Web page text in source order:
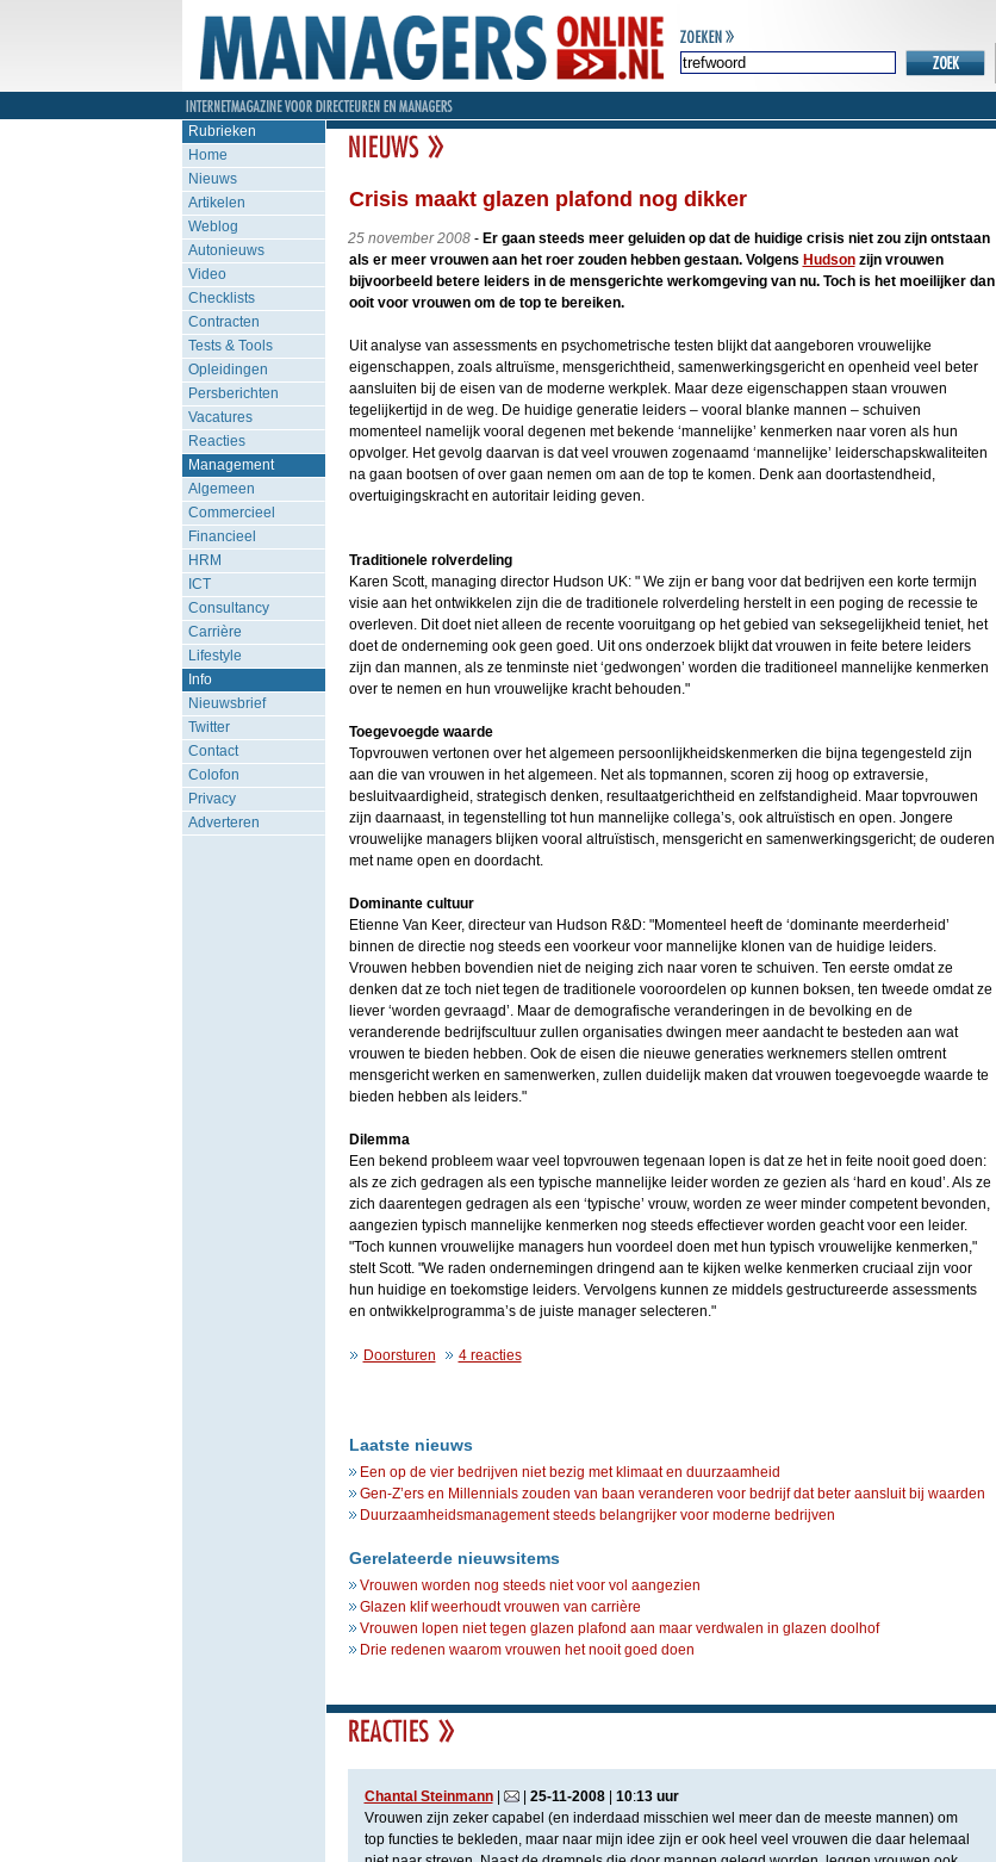
Rubrieken
Home
Nieuws
Artikelen
Weblog
Autonieuws
Video
Checklists
Contracten
Tests & Tools
Opleidingen
Persberichten
Vacatures
Reacties
Management
Algemeen
Commercieel
Financieel
HRM
ICT
Consultancy
Carrière
Lifestyle
Info
Nieuwsbrief
Twitter
Contact
Colofon
Privacy
Adverteren
Crisis maakt glazen plafond nog dikker
25 november 2008- Er gaan steeds meer geluiden op dat de huidige crisis niet zou zijn ontstaan
als er meer vrouwen aan het roer zouden hebben gestaan. Volgens Hudsonzijn vrouwen
bijvoorbeeld betere leiders in de mensgerichte werkomgeving van nu. Toch is het moeilijker dan
ooit voor vrouwen om de top te bereiken.
Uit analyse van assessments en psychometrische testen blijkt dat aangeboren vrouwelijke
eigenschappen, zoals altruïsme, mensgerichtheid, samenwerkingsgericht en openheid veel beter
aansluiten bij de eisen van de moderne werkplek. Maar deze eigenschappen staan vrouwen
tegelijkertijd in de weg. De huidige generatie leiders – vooral blanke mannen – schuiven
momenteel namelijk vooral degenen met bekende ‘mannelijke’ kenmerken naar voren als hun
opvolger. Het gevolg daarvan is dat veel vrouwen zogenaamd ‘mannelijke’ leiderschapskwaliteiten
na gaan bootsen of over gaan nemen om aan de top te komen. Denk aan doortastendheid,
overtuigingskracht en autoritair leiding geven.
Traditionele rolverdeling
Karen Scott, managing director Hudson UK: " We zijn er bang voor dat bedrijven een korte termijn
visie aan het ontwikkelen zijn die de traditionele rolverdeling herstelt in een poging de recessie te
overleven. Dit doet niet alleen de recente vooruitgang op het gebied van seksegelijkheid teniet, het
doet de onderneming ook geen goed. Uit ons onderzoek blijkt dat vrouwen in feite betere leiders
zijn dan mannen, als ze tenminste niet ‘gedwongen’ worden die traditioneel mannelijke kenmerken
over te nemen en hun vrouwelijke kracht behouden."
Toegevoegde waarde
Topvrouwen vertonen over het algemeen persoonlijkheidskenmerken die bijna tegengesteld zijn
aan die van vrouwen in het algemeen. Net als topmannen, scoren zij hoog op extraversie,
besluitvaardigheid, strategisch denken, resultaatgerichtheid en zelfstandigheid. Maar topvrouwen
zijn daarnaast, in tegenstelling tot hun mannelijke collega’s, ook altruïstisch en open. Jongere
vrouwelijke managers blijken vooral altruïstisch, mensgericht en samenwerkingsgericht; de ouderen
met name open en doordacht.
Dominante cultuur
Etienne Van Keer, directeur van Hudson R&D: "Momenteel heeft de ‘dominante meerderheid’
binnen de directie nog steeds een voorkeur voor mannelijke klonen van de huidige leiders.
Vrouwen hebben bovendien niet de neiging zich naar voren te schuiven. Ten eerste omdat ze
denken dat ze toch niet tegen de traditionele vooroordelen op kunnen boksen, ten tweede omdat ze
liever ‘worden gevraagd’. Maar de demografische veranderingen in de bevolking en de
veranderende bedrijfscultuur zullen organisaties dwingen meer aandacht te besteden aan wat
vrouwen te bieden hebben. Ook de eisen die nieuwe generaties werknemers stellen omtrent
mensgericht werken en samenwerken, zullen duidelijk maken dat vrouwen toegevoegde waarde te
bieden hebben als leiders."
Dilemma
Een bekend probleem waar veel topvrouwen tegenaan lopen is dat ze het in feite nooit goed doen:
als ze zich gedragen als een typische mannelijke leider worden ze gezien als ‘hard en koud’. Als ze
zich daarentegen gedragen als een ‘typische’ vrouw, worden ze weer minder competent bevonden,
aangezien typisch mannelijke kenmerken nog steeds effectiever worden geacht voor een leider.
"Toch kunnen vrouwelijke managers hun voordeel doen met hun typisch vrouwelijke kenmerken,"
stelt Scott. "We raden ondernemingen dringend aan te kijken welke kenmerken cruciaal zijn voor
hun huidige en toekomstige leiders. Vervolgens kunnen ze middels gestructureerde assessments
en ontwikkelprogramma’s de juiste manager selecteren."
Doorsturen 4 reacties
Laatste nieuws
Een op de vier bedrijven niet bezig met klimaat en duurzaamheid
Gen-Z’ers en Millennials zouden van baan veranderen voor bedrijf dat beter aansluit bij waarden
Duurzaamheidsmanagement steeds belangrijker voor moderne bedrijven
Gerelateerde nieuwsitems
Vrouwen worden nog steeds niet voor vol aangezien
Glazen klif weerhoudt vrouwen van carrière
Vrouwen lopen niet tegen glazen plafond aan maar verdwalen in glazen doolhof
Drie redenen waarom vrouwen het nooit goed doen
Chantal Steinmann| | 25-11-2008| 10:13 uur
Vrouwen zijn zeker capabel (en inderdaad misschien wel meer dan de meeste mannen) om
top functies te bekleden, maar naar mijn idee zijn er ook heel veel vrouwen die daar helemaal